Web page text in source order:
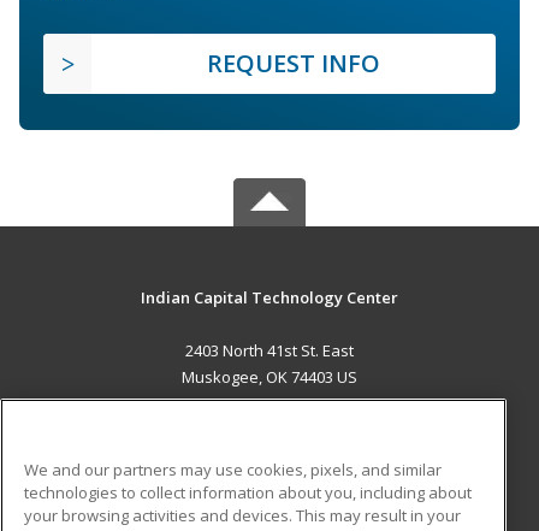
REQUEST INFO
Indian Capital Technology Center
2403 North 41st St. East
Muskogee, OK 74403 US
ADDITIONAL RESOURCES
We and our partners may use cookies, pixels, and similar
technologies to collect information about you, including about
your browsing activities and devices. This may result in your